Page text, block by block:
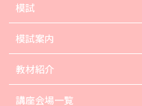
模試
模試案内
教材紹介
講座会場一覧